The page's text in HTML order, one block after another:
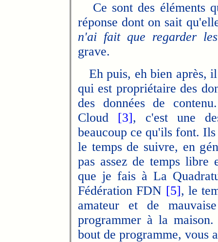
Ce sont des éléments
réponse dont on sait
n'ai fait que regarder
grave.
Eh puis, eh bien après,
qui est propriétaire des
des données de
Cloud [3], c'est une
beaucoup ce qu'ils font.
le temps de suivre, en
pas assez de temps libre
que je fais à La
Fédération FDN [5], le
amateur et de
programmer à la
bout de programme, vous